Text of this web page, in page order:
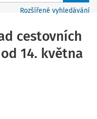
Rozšířené vyhledávání
cestovních
14. května